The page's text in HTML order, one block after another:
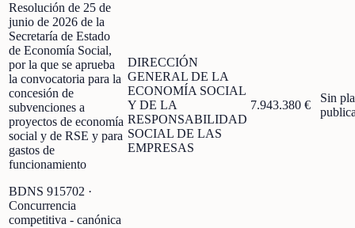
Resolución de 25 de
junio de 2026 de la
Secretaría de Estado
de Economía Social,
por la que se aprueba
la convocatoria para la
concesión de
subvenciones a
proyectos de economía
social y de RSE y para
gastos de
funcionamiento
BDNS 915702 ·
Concurrencia
competitiva - canónica
DIRECCIÓN
GENERAL DE LA
ECONOMÍA SOCIAL
Y DE LA
RESPONSABILIDAD
SOCIAL DE LAS
EMPRESAS
7.943.380 €
Sin